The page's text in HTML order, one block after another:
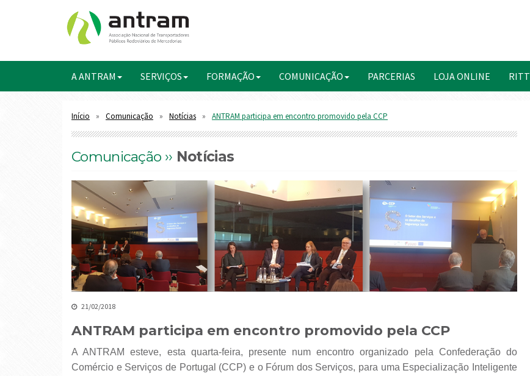
A ANTRAM SERVIÇOS FORMAÇÃO COMUNICAÇÃO PARCERIAS LOJA ONLINE RITT
Início Comunicação Notícias ANTRAM participa em encontro promovido pela CCP
Comunicação ›› Notícias
21/02/2018
ANTRAM participa em encontro promovido pela CCP
A ANTRAM esteve, esta quarta-feira, presente num encontro organizado pela Confederação do
Comércio e Serviços de Portugal (CCP) e o Fórum dos Serviços, para uma Especialização Inteligente